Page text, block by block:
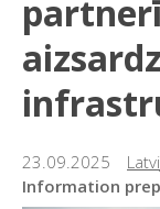
23.09.2025
Information